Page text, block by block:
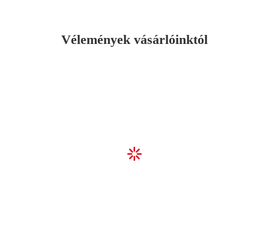
Vélemények vásárlóinktól